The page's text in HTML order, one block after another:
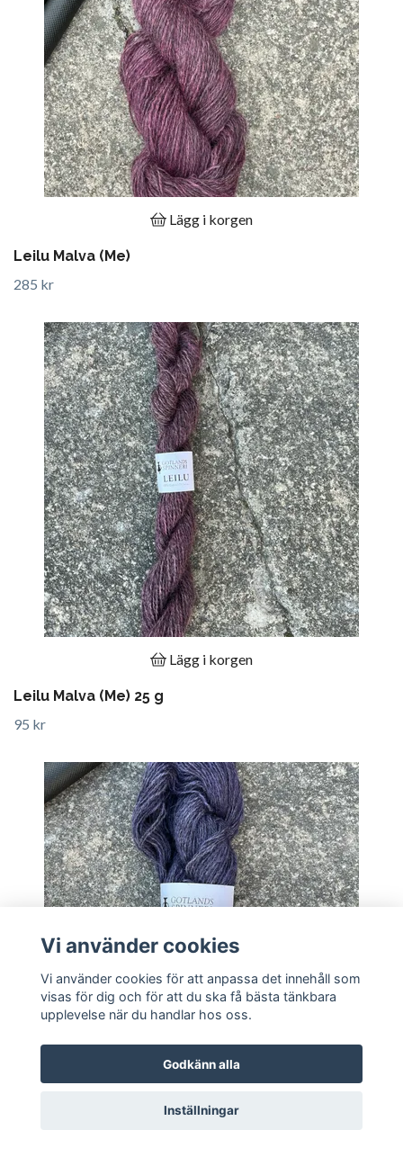
Lägg i korgen
Leilu Malva (Me)
285 kr
Lägg i korgen
Leilu Malva (Me) 25 g
95 kr
Vi använder cookies
Vi använder cookies för att anpassa det innehåll som
visas för dig och för att du ska få bästa tänkbara
upplevelse när du handlar hos oss.
Godkänn alla
Inställningar